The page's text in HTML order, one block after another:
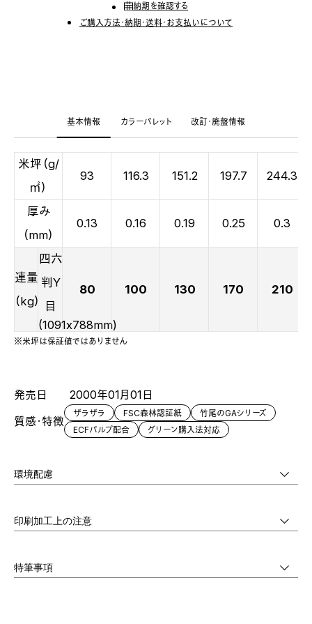
納期を確認する
ご購入方法・納期・送料・お支払いについて
基本情報 カラーパレット 改訂・廃盤情報
米坪（g/
㎡）
93 116.3 151.2 197.7 244.3
厚み
（mm）
0.13 0.16 0.19 0.25 0.3
連量
（kg）
四六
判Y
目
(1091x788mm)
80 100 130 170 210
※米坪は保証値ではありません
発売日
2000年01月01日
質感・特徴
ザラザラ FSC森林認証紙
竹尾のGAシリーズ
ECFパルプ配合
グリーン購入法対応
環境配慮
印刷加工上の注意
特筆事項